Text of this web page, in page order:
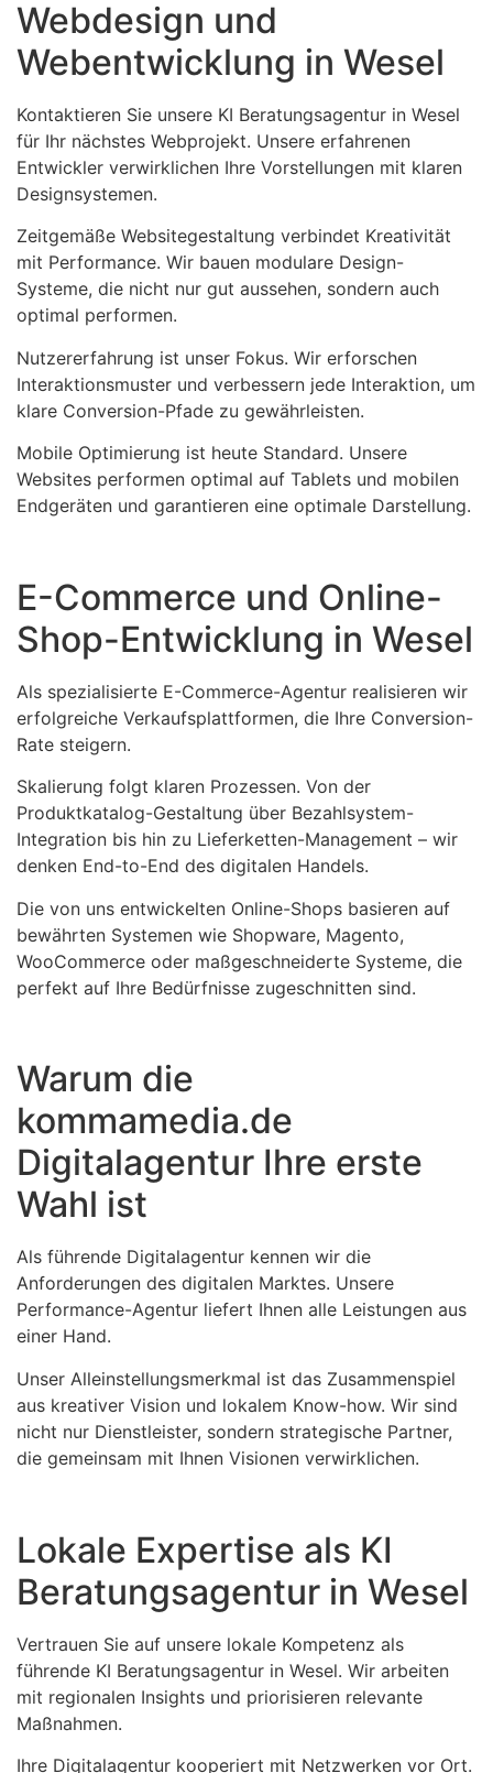
Webdesign und
Webentwicklung in Wesel
Kontaktieren Sie unsere KI Beratungsagentur in Wesel
für Ihr nächstes Webprojekt. Unsere erfahrenen
Entwickler verwirklichen Ihre Vorstellungen mit klaren
Designsystemen.
Zeitgemäße Websitegestaltung verbindet Kreativität
mit Performance. Wir bauen modulare Design-
Systeme, die nicht nur gut aussehen, sondern auch
optimal performen.
Nutzererfahrung ist unser Fokus. Wir erforschen
Interaktionsmuster und verbessern jede Interaktion, um
klare Conversion-Pfade zu gewährleisten.
Mobile Optimierung ist heute Standard. Unsere
Websites performen optimal auf Tablets und mobilen
Endgeräten und garantieren eine optimale Darstellung.
E-Commerce und Online-
Shop-Entwicklung in Wesel
Als spezialisierte E-Commerce-Agentur realisieren wir
erfolgreiche Verkaufsplattformen, die Ihre Conversion-
Rate steigern.
Skalierung folgt klaren Prozessen. Von der
Produktkatalog-Gestaltung über Bezahlsystem-
Integration bis hin zu Lieferketten-Management – wir
denken End-to-End des digitalen Handels.
Die von uns entwickelten Online-Shops basieren auf
bewährten Systemen wie Shopware, Magento,
WooCommerce oder maßgeschneiderte Systeme, die
perfekt auf Ihre Bedürfnisse zugeschnitten sind.
Warum die
kommamedia.de
Digitalagentur Ihre erste
Wahl ist
Als führende Digitalagentur kennen wir die
Anforderungen des digitalen Marktes. Unsere
Performance-Agentur liefert Ihnen alle Leistungen aus
einer Hand.
Unser Alleinstellungsmerkmal ist das Zusammenspiel
aus kreativer Vision und lokalem Know-how. Wir sind
nicht nur Dienstleister, sondern strategische Partner,
die gemeinsam mit Ihnen Visionen verwirklichen.
Lokale Expertise als KI
Beratungsagentur in Wesel
Vertrauen Sie auf unsere lokale Kompetenz als
führende KI Beratungsagentur in Wesel. Wir arbeiten
mit regionalen Insights und priorisieren relevante
Maßnahmen.
Ihre Digitalagentur kooperiert mit Netzwerken vor Ort.